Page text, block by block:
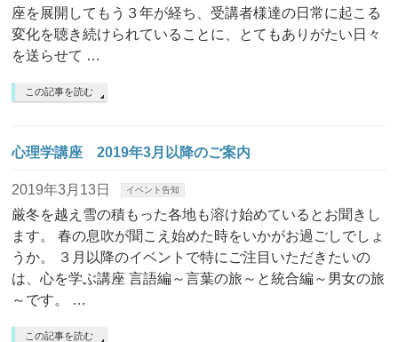
座を展開してもう３年が経ち、受講者様達の日常に起こる
変化を聴き続けられていることに、とてもありがたい日々
を送らせて …
この記事を読む
心理学講座 2019年3月以降のご案内
2019年3月13日 イベント告知
厳冬を越え雪の積もった各地も溶け始めているとお聞きし
ます。 春の息吹が聞こえ始めた時をいかがお過ごしでしょ
うか。 ３月以降のイベントで特にご注目いただきたいの
は、心を学ぶ講座 言語編～言葉の旅～と統合編～男女の旅
～です。 …
この記事を読む